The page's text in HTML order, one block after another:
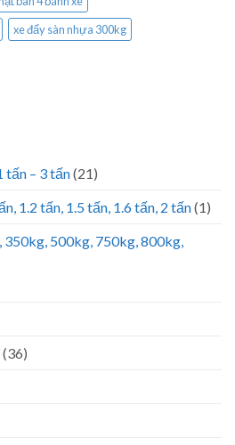
xe đẩy sàn nhựa 300kg
– 3 tấn(21)
1.2 tấn, 1.5 tấn, 1.6 tấn, 2 tấn(1)
500kg, 750kg, 800kg,
(36)